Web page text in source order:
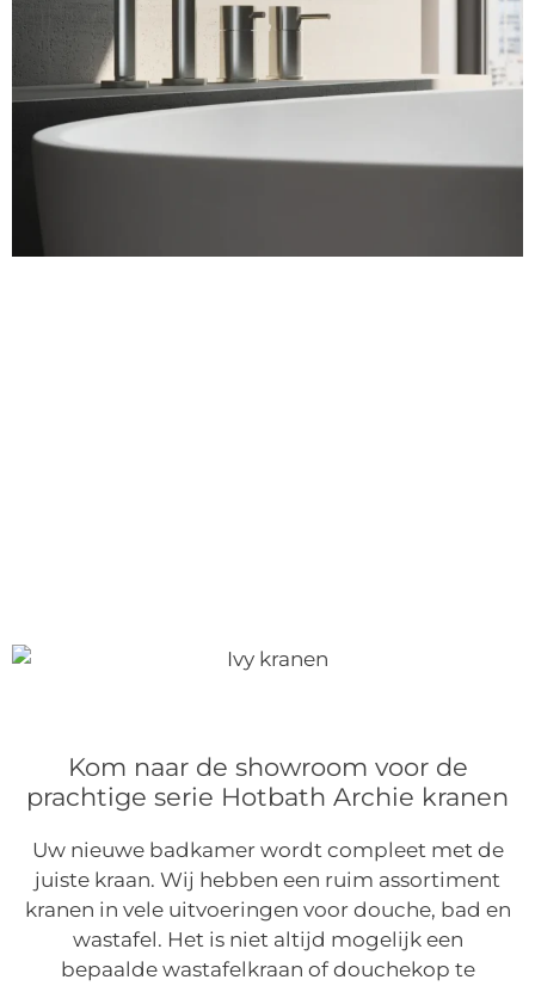
Kom naar de showroom voor de
prachtige serie Hotbath Archie kranen
Uw nieuwe badkamer wordt compleet met de
juiste kraan. Wij hebben een ruim assortiment
kranen in vele uitvoeringen voor douche, bad en
wastafel. Het is niet altijd mogelijk een
bepaalde wastafelkraan of douchekop te